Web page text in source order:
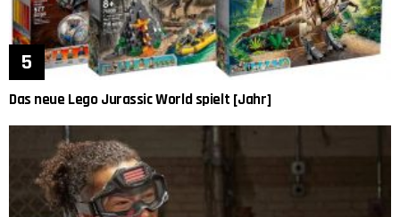
Das neue Lego Jurassic World spielt [Jahr]